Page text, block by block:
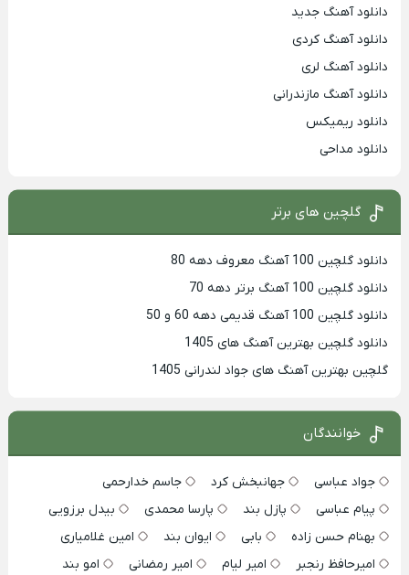
دانلود آهنگ جدید
دانلود آهنگ کردی
دانلود آهنگ لری
دانلود آهنگ مازندرانی
دانلود ریمیکس
دانلود مداحی
گلچین های برتر
دانلود گلچین 100 آهنگ معروف دهه 80
دانلود گلچین 100 آهنگ برتر دهه 70
دانلود گلچین 100 آهنگ قدیمی دهه 60 و 50
دانلود گلچین بهترین آهنگ های 1405
گلچین بهترین آهنگ های جواد لندرانی 1405
خوانندگان
جواد عباسی جهانبخش کرد
جاسم خدارحمی
پیام عباسی
پازل بند پارسا محمدی
بیدل برزویی
بهنام حسن زاده
بابی ایوان بند
امین غلامیاری
امیرحافظ رنجبر
امیر لیام امیر رمضانی
امو بند